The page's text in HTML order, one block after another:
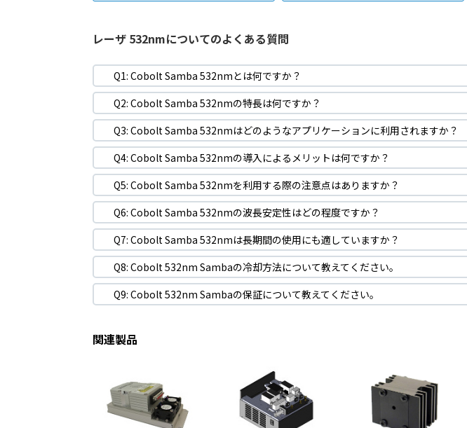
レーザ 532nmについてのよくある質問
Q1: Cobolt Samba 532nmとは何ですか？
Q2: Cobolt Samba 532nmの特長は何ですか？
Q3: Cobolt Samba 532nmはどのようなアプリケーションに利用されますか？
Q4: Cobolt Samba 532nmの導入によるメリットは何ですか？
Q5: Cobolt Samba 532nmを利用する際の注意点はありますか？
Q6: Cobolt Samba 532nmの波長安定性はどの程度ですか？
Q7: Cobolt Samba 532nmは長期間の使用にも適していますか？
Q8: Cobolt 532nm Sambaの冷却方法について教えてください。
Q9: Cobolt 532nm Sambaの保証について教えてください。
関連製品